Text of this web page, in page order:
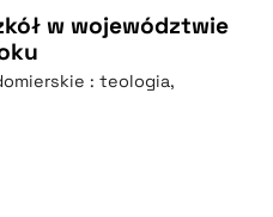
w województwie
: teologia,